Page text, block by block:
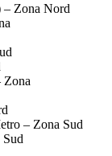
– Zona Nord
– Zona Sud
– Zona Sud
Zona
– Zona Nord
– Zona Sud
– Zona Sud
Zona Sud